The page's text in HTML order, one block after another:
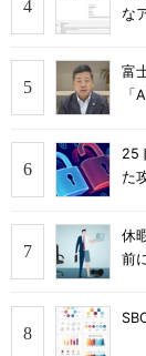
な
富
「
25
た
休
前